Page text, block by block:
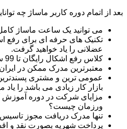
بعد از اتمام دوره کاربر ماساژ چه
می توانید یک ساعت ماساژ
تکنیک های حرفه ای برای رفع
عضلانی را یاد خواهید گرفت.
کلاس رفع اشکال رایگان تا 99 سال خواهید داشت.
معتبرترین مدرک ممکن در
عمومی ترین و مشتری
بازار کار زیادی می باشد را یاد
مزایای شرکت در دوره آموزش
ورزمان چیست؟
تنها مدرک دریافت مجوز
پرداخت شهریه بصورت نقد و